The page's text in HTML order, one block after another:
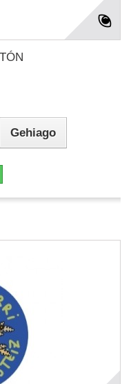
Gehiago